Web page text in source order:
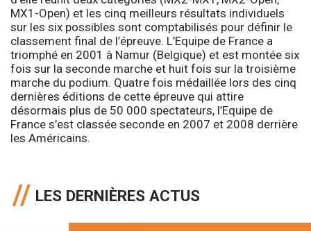
MX1-Open) et les cinq meilleurs résultats individuels
sur les six possibles sont comptabilisés pour définir le
classement final de l’épreuve. L’Equipe de France a
triomphé en 2001 à Namur (Belgique) et est montée six
fois sur la seconde marche et huit fois sur la troisième
marche du podium. Quatre fois médaillée lors des cinq
dernières éditions de cette épreuve qui attire
désormais plus de 50 000 spectateurs, l’Equipe de
France s’est classée seconde en 2007 et 2008 derrière
les Américains.
LES DERNIÈRES ACTUS